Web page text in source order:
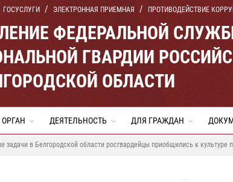
ГОСУСЛУГИ ЭЛЕКТРОННАЯ ПРИЕМНАЯ ПРОТИВОДЕЙСТВИЕ
ФЕДЕРАЛЬНОЙ
ГВАРДИИ
ОБЛАСТИ
ДЕЯТЕЛЬНОСТЬ ДЛЯ ГРАЖДАН
в Белгородской области росгвардейцы приобщились к культуре